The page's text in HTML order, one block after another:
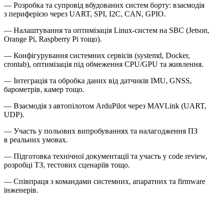
— Розробка та супровід вбудованих систем борту: взаємодія
з периферією через UART, SPI, I2C, CAN, GPIO.
— Налаштування та оптимізація Linux-систем на SBC (Jetson,
Orange Pi, Raspberry Pi тощо).
— Конфігурування системних сервісів (systemd, Docker,
crontab), оптимізація під обмеження CPU/GPU та живлення.
— Інтеграція та обробка даних від датчиків IMU, GNSS,
барометрів, камер тощо.
— Взаємодія з автопілотом ArduPilot через MAVLink (UART,
UDP).
— Участь у польових випробуваннях та налагодження ПЗ
в реальних умовах.
— Підготовка технічної документації та участь у code review,
розробці ТЗ, тестових сценаріїв тощо.
— Співпраця з командами системних, апаратних та firmware
інженерів.